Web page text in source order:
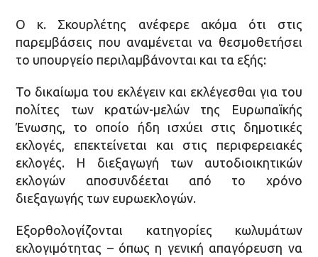
Ο κ. Σκουρλέτης ανέφερε ακόμα ότι στις
παρεμβάσεις που αναμένεται να θεσμοθετήσει
το υπουργείο περιλαμβάνονται και τα εξής:
Το δικαίωμα του εκλέγειν και εκλέγεσθαι για του
πολίτες των κρατών-μελών της Ευρωπαϊκής
Ένωσης, το οποίο ήδη ισχύει στις δημοτικές
εκλογές, επεκτείνεται και στις περιφερειακές
εκλογές. Η διεξαγωγή των αυτοδιοικητικών
εκλογών αποσυνδέεται από το χρόνο
διεξαγωγής των ευρωεκλογών.
Εξορθολογίζονται κατηγορίες κωλυμάτων
εκλογιμότητας – όπως η γενική απαγόρευση να